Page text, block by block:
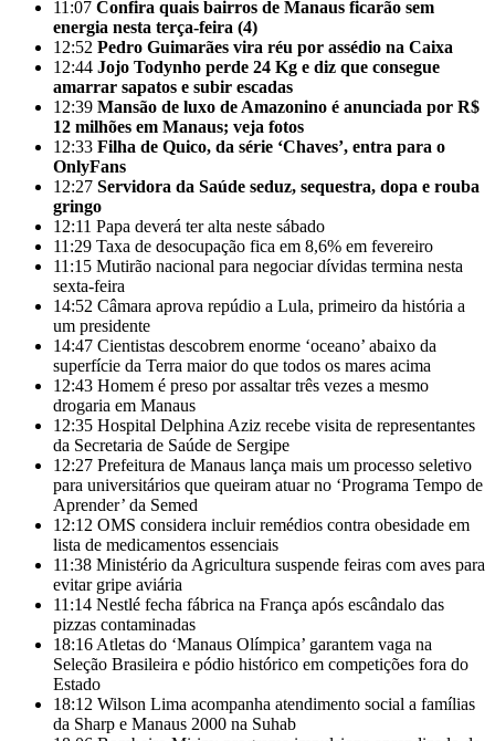
11:07 Confira quais bairros de Manaus ficarão sem
energia nesta terça-feira (4)
12:52 Pedro Guimarães vira réu por assédio na Caixa
12:44 Jojo Todynho perde 24 Kg e diz que consegue
amarrar sapatos e subir escadas
12:39 Mansão de luxo de Amazonino é anunciada por R$
12 milhões em Manaus; veja fotos
12:33 Filha de Quico, da série ‘Chaves’, entra para o
OnlyFans
12:27 Servidora da Saúde seduz, sequestra, dopa e rouba
gringo
12:11 Papa deverá ter alta neste sábado
11:29 Taxa de desocupação fica em 8,6% em fevereiro
11:15 Mutirão nacional para negociar dívidas termina nesta
sexta-feira
14:52 Câmara aprova repúdio a Lula, primeiro da história a
um presidente
14:47 Cientistas descobrem enorme ‘oceano’ abaixo da
superfície da Terra maior do que todos os mares acima
12:43 Homem é preso por assaltar três vezes a mesmo
drogaria em Manaus
12:35 Hospital Delphina Aziz recebe visita de representantes
da Secretaria de Saúde de Sergipe
12:27 Prefeitura de Manaus lança mais um processo seletivo
para universitários que queiram atuar no ‘Programa Tempo de
Aprender’ da Semed
12:12 OMS considera incluir remédios contra obesidade em
lista de medicamentos essenciais
11:38 Ministério da Agricultura suspende feiras com aves para
evitar gripe aviária
11:14 Nestlé fecha fábrica na França após escândalo das
pizzas contaminadas
18:16 Atletas do ‘Manaus Olímpica’ garantem vaga na
Seleção Brasileira e pódio histórico em competições fora do
Estado
18:12 Wilson Lima acompanha atendimento social a famílias
da Sharp e Manaus 2000 na Suhab